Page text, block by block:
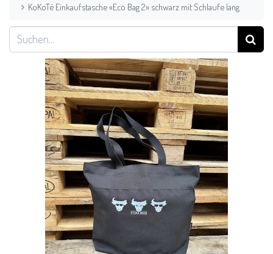
KoKoTé Einkaufstasche «Eco Bag 2» schwarz mit Schlaufe lang